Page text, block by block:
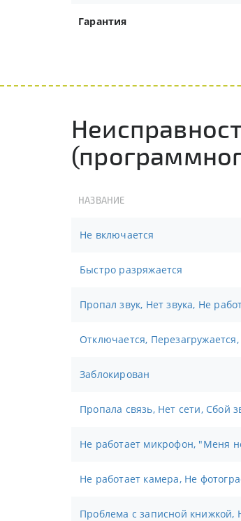
Гарантия
НАЗВАНИЕ
Не включается
Быстро разряжается
Пропал звук, Нет звука, Не
Отключается,
Заблокирован
Пропала связь, Нет сети, Сбой
Не работает микрофон, "Меня
Не работает камера, Не
Проблема с записной